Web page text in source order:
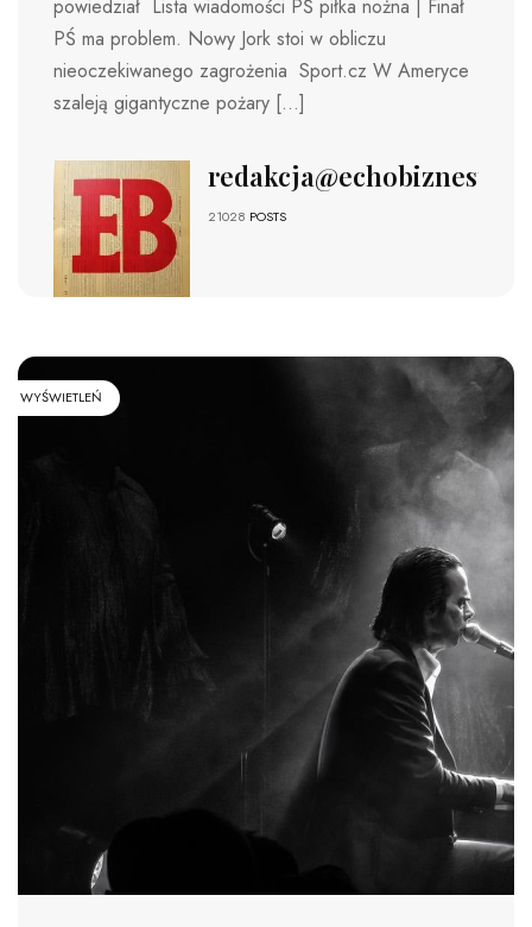
powiedział Lista wiadomości PŚ piłka nożna | Finał
PŚ ma problem. Nowy Jork stoi w obliczu
nieoczekiwanego zagrożenia Sport.cz W Ameryce
szaleją gigantyczne pożary […]
redakcja@echobiznesu.pl
21028 POSTS
WYŚWIETLEŃ